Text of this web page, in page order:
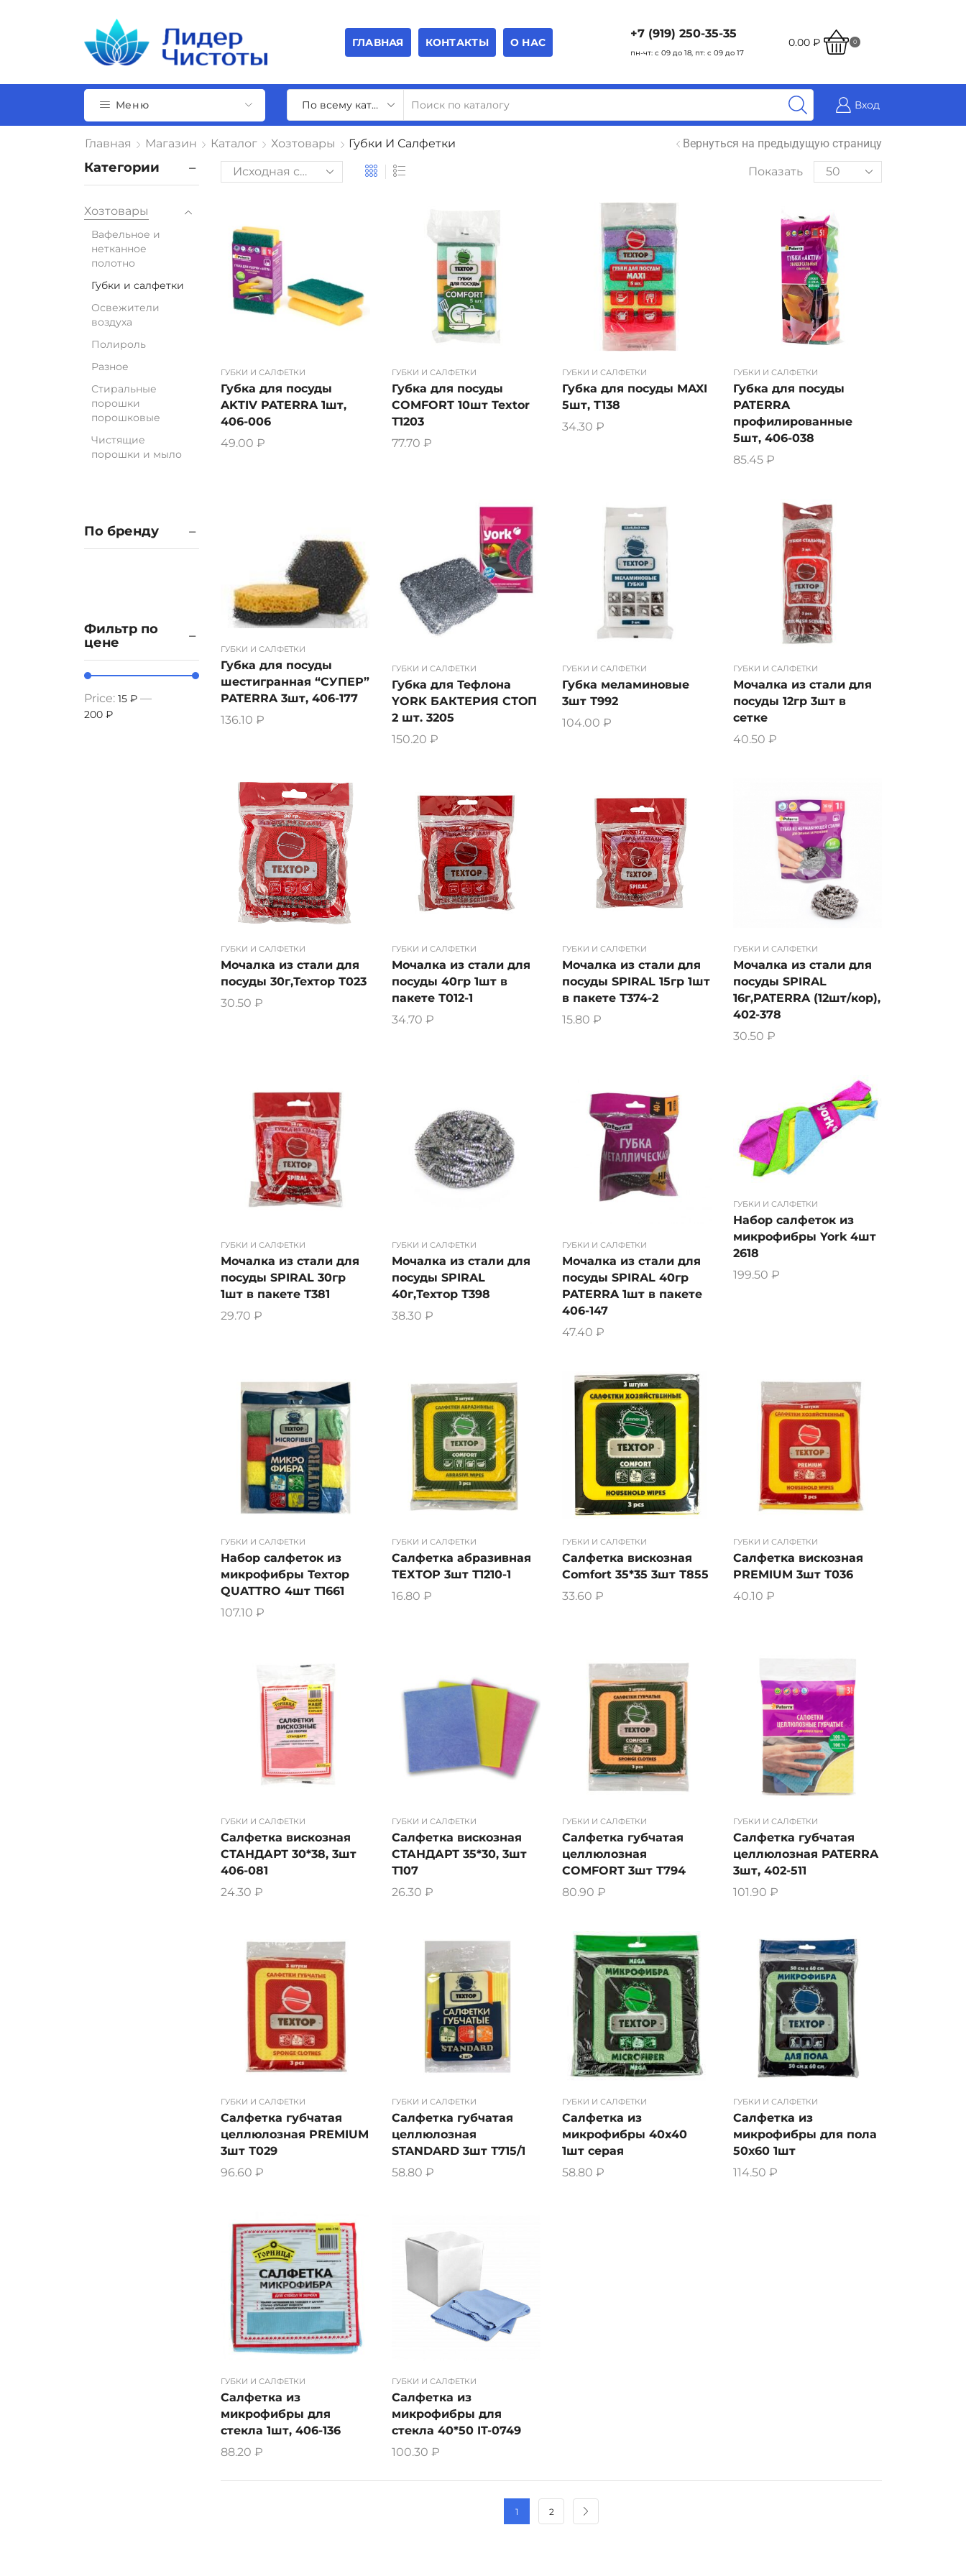
ГЛАВНАЯ КОНТАКТЫ О НАС
+7 (919) 250-35-35
пн-чт: с 09 до 18, пт: с 09 до 17
0.00 ₽ 0
Меню Вход
Главная Магазин Каталог Хозтовары Губки И Салфетки Вернуться на предыдущую страницу
Показать
ГУБКИ И САЛФЕТКИ
Губка для посуды
AKTIV PATERRA 1шт,
406-006
49.00 ₽
ГУБКИ И САЛФЕТКИ
Губка для посуды
COMFORT 10шт Textor
Т1203
77.70 ₽
ГУБКИ И САЛФЕТКИ
Губка для посуды MAXI
5шт, T138
34.30 ₽
ГУБКИ И САЛФЕТКИ
Губка для посуды
PATERRA
профилированные
5шт, 406-038
85.45 ₽
ГУБКИ И САЛФЕТКИ
Губка для посуды
шестигранная “СУПЕР”
PATERRA 3шт, 406-177
136.10 ₽
ГУБКИ И САЛФЕТКИ
Губка для Тефлона
YORK БАКТЕРИЯ СТОП
2 шт. 3205
150.20 ₽
ГУБКИ И САЛФЕТКИ
Губка меламиновые
3шт Т992
104.00 ₽
ГУБКИ И САЛФЕТКИ
Мочалка из стали для
посуды 12гр 3шт в
сетке
40.50 ₽
ГУБКИ И САЛФЕТКИ
Мочалка из стали для
посуды 30г,Техтор Т023
30.50 ₽
ГУБКИ И САЛФЕТКИ
Мочалка из стали для
посуды 40гр 1шт в
пакете Т012-1
34.70 ₽
ГУБКИ И САЛФЕТКИ
Мочалка из стали для
посуды SPIRAL 15гр 1шт
в пакете Т374-2
15.80 ₽
ГУБКИ И САЛФЕТКИ
Мочалка из стали для
посуды SPIRAL
16г,PATERRA (12шт/кор),
402-378
30.50 ₽
ГУБКИ И САЛФЕТКИ
Мочалка из стали для
посуды SPIRAL 30гр
1шт в пакете Т381
29.70 ₽
ГУБКИ И САЛФЕТКИ
Мочалка из стали для
посуды SPIRAL
40г,Техтор Т398
38.30 ₽
ГУБКИ И САЛФЕТКИ
Мочалка из стали для
посуды SPIRAL 40гр
PATERRA 1шт в пакете
406-147
47.40 ₽
ГУБКИ И САЛФЕТКИ
Набор салфеток из
микрофибры York 4шт
2618
199.50 ₽
ГУБКИ И САЛФЕТКИ
Набор салфеток из
микрофибры Техтор
QUATTRO 4шт Т1661
107.10 ₽
ГУБКИ И САЛФЕТКИ
Салфетка абразивная
ТЕХТОР 3шт Т1210-1
16.80 ₽
ГУБКИ И САЛФЕТКИ
Салфетка вискозная
Comfort 35*35 3шт Т855
33.60 ₽
ГУБКИ И САЛФЕТКИ
Салфетка вискозная
PREMIUM 3шт Т036
40.10 ₽
ГУБКИ И САЛФЕТКИ
Салфетка вискозная
СТАНДАРТ 30*38, 3шт
406-081
24.30 ₽
ГУБКИ И САЛФЕТКИ
Салфетка вискозная
СТАНДАРТ 35*30, 3шт
Т107
26.30 ₽
ГУБКИ И САЛФЕТКИ
Салфетка губчатая
целлюлозная
COMFORT 3шт Т794
80.90 ₽
ГУБКИ И САЛФЕТКИ
Салфетка губчатая
целлюлозная PATERRA
3шт, 402-511
101.90 ₽
ГУБКИ И САЛФЕТКИ
Салфетка губчатая
целлюлозная PREMIUM
3шт Т029
96.60 ₽
ГУБКИ И САЛФЕТКИ
Салфетка губчатая
целлюлозная
STANDARD 3шт Т715/1
58.80 ₽
ГУБКИ И САЛФЕТКИ
Салфетка из
микрофибры 40х40
1шт серая
58.80 ₽
ГУБКИ И САЛФЕТКИ
Салфетка из
микрофибры для пола
50х60 1шт
114.50 ₽
ГУБКИ И САЛФЕТКИ
Салфетка из
микрофибры для
стекла 1шт, 406-136
88.20 ₽
ГУБКИ И САЛФЕТКИ
Салфетка из
микрофибры для
стекла 40*50 IT-0749
100.30 ₽
1 2
Категории
Хозтовары
Вафельное и
нетканное
полотно
Губки и салфетки
Освежители
воздуха
Полироль
Разное
Стиральные
порошки
порошковые
Чистящие
порошки и мыло
По бренду
Фильтр по
цене
Price: 15 ₽ —
200 ₽